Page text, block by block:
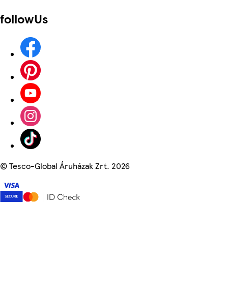
followUs
©Tesco-Global Áruházak Zrt. 2026